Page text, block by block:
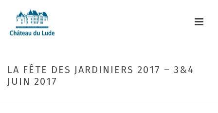
LA FÊTE DES JARDINIERS 2017 – 3&4
JUIN 2017